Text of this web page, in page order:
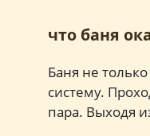
что баня
Баня не
систему.
пара. Выходя